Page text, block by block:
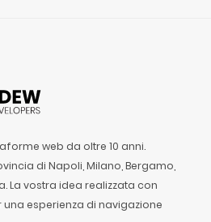
web da oltre 10 anni.
di Napoli, Milano, Bergamo,
La vostra idea realizzata con
esperienza di navigazione